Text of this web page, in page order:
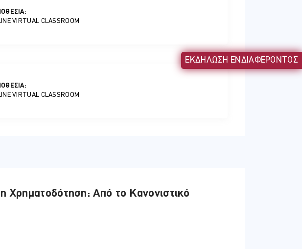
VIRTUAL CLASSROOM
VIRTUAL CLASSROOM
Χρηματοδότηση: Από το Κανονιστικό
ΕΚΔΗΛΩΣΗ ΕΝΔΙΑΦΕΡΟΝΤΟΣ